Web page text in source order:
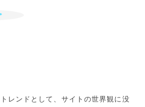
レンドとして、サイトの世界観に没